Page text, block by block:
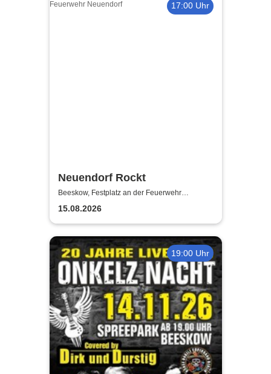
17:00 Uhr
Neuendorf Rockt
Beeskow, Festplatz an der Feuerwehr
Neuendorf
15.08.2026
19:00 Uhr